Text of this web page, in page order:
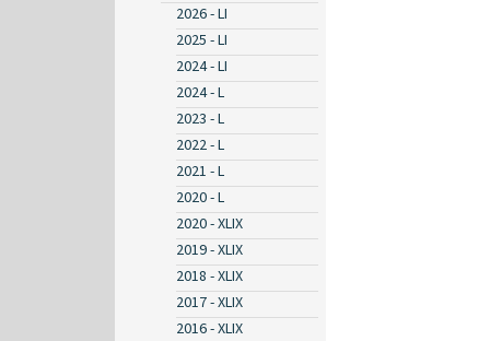
2026 - LI
2025 - LI
2024 - LI
2024 - L
2023 - L
2022 - L
2021 - L
2020 - L
2020 - XLIX
2019 - XLIX
2018 - XLIX
2017 - XLIX
2016 - XLIX